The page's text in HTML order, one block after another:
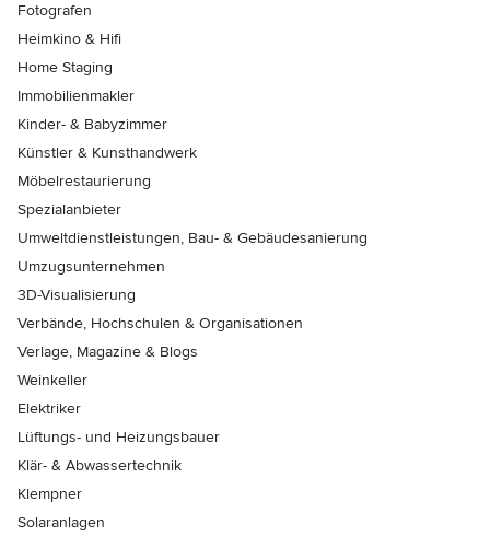
Fotografen
Heimkino & Hifi
Home Staging
Immobilienmakler
Kinder- & Babyzimmer
Künstler & Kunsthandwerk
Möbelrestaurierung
Spezialanbieter
Umweltdienstleistungen, Bau- & Gebäudesanierung
Umzugsunternehmen
3D-Visualisierung
Verbände, Hochschulen & Organisationen
Verlage, Magazine & Blogs
Weinkeller
Elektriker
Lüftungs- und Heizungsbauer
Klär- & Abwassertechnik
Klempner
Solaranlagen